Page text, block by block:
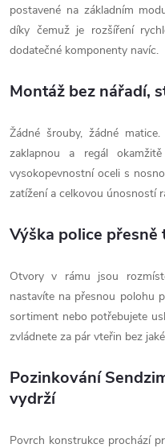
postavené na základním
díky čemuž je rozšíření
dodatečné komponenty navíc.
Montáž bez nářadí,
Žádné šrouby, žádné
zaklapnou a regál
vysokopevnostní oceli s
zatížení a celkovou únosností
Výška police
Otvory v rámu jsou
nastavíte na přesnou polohu
sortiment nebo potřebujete
zvládnete za pár vteřin bez
Pozinkování
vydrží
Povrch konstrukce prochází